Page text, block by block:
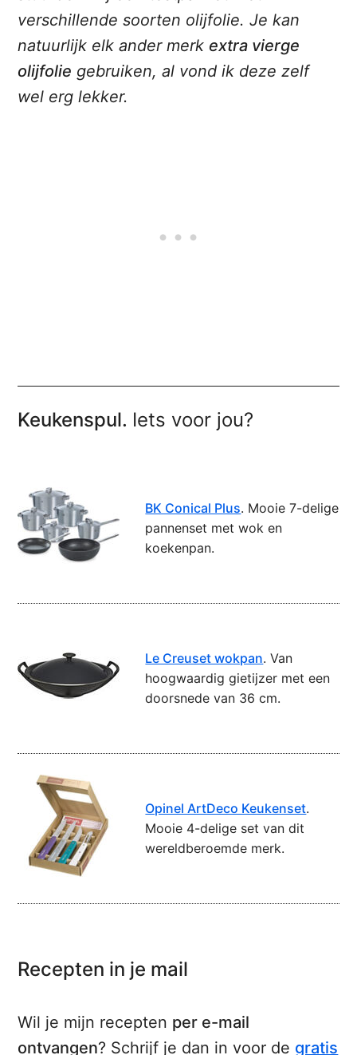
verschillende soorten olijfolie. Je kan
natuurlijk elk ander merk extra vierge
olijfolie gebruiken, al vond ik deze zelf
wel erg lekker.
Keukenspul. Iets voor jou?
BK Conical Plus. Mooie 7-delige
pannenset met wok en
koekenpan.
Le Creuset wokpan. Van
hoogwaardig gietijzer met een
doorsnede van 36 cm.
Opinel ArtDeco Keukenset.
Mooie 4-delige set van dit
wereldberoemde merk.
Recepten in je mail
Wil je mijn recepten per e-mail
ontvangen? Schrijf je dan in voor de gratis